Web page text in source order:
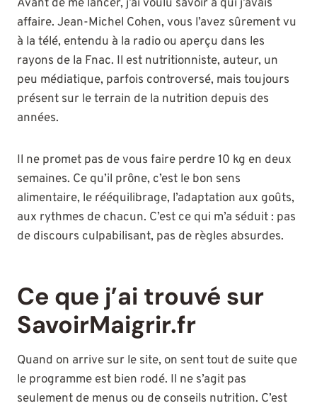
Avant de me lancer, j’ai voulu savoir à qui j’avais
affaire. Jean-Michel Cohen, vous l’avez sûrement vu
à la télé, entendu à la radio ou aperçu dans les
rayons de la Fnac. Il est nutritionniste, auteur, un
peu médiatique, parfois controversé, mais toujours
présent sur le terrain de la nutrition depuis des
années.
Il ne promet pas de vous faire perdre 10 kg en deux
semaines. Ce qu’il prône, c’est le bon sens
alimentaire, le rééquilibrage, l’adaptation aux goûts,
aux rythmes de chacun. C’est ce qui m’a séduit : pas
de discours culpabilisant, pas de règles absurdes.
Ce que j’ai trouvé sur
SavoirMaigrir.fr
Quand on arrive sur le site, on sent tout de suite que
le programme est bien rodé. Il ne s’agit pas
seulement de menus ou de conseils nutrition. C’est